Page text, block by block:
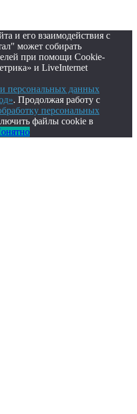
и его взаимодействия с
может собирать
при помощи Cookie-
и LiveInternet
персональных данных
. Продолжая работу с
персональных
файлы cookie в